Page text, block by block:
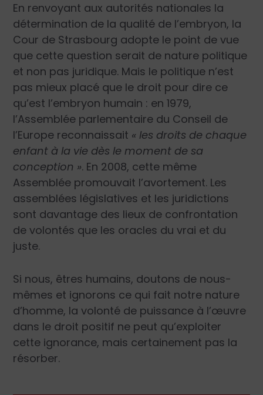
En renvoyant aux autorités nationales la
détermination de la qualité de l’embryon, la
Cour de Strasbourg adopte le point de vue
que cette question serait de nature politique
et non pas juridique. Mais le politique n’est
pas mieux placé que le droit pour dire ce
qu’est l’embryon humain : en 1979,
l’Assemblée parlementaire du Conseil de
l’Europe reconnaissait « les droits de chaque
enfant à la vie dès le moment de sa
conception ». En 2008, cette même
Assemblée promouvait l’avortement. Les
assemblées législatives et les juridictions
sont davantage des lieux de confrontation
de volontés que les oracles du vrai et du
juste.
Si nous, êtres humains, doutons de nous-
mêmes et ignorons ce qui fait notre nature
d’homme, la volonté de puissance à l’œuvre
dans le droit positif ne peut qu’exploiter
cette ignorance, mais certainement pas la
résorber.